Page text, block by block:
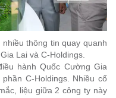
thông tin quay quanh
Lai và C-Holdings.
hành Quốc Cường Gia
C-Holdings. Nhiều cổ
liệu giữa 2 công ty này